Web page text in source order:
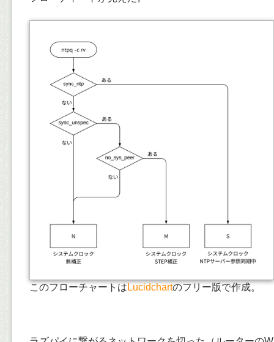
このフローチャートは Lucidchartのフリー版で作成。